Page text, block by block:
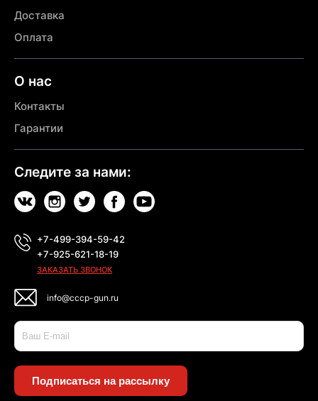
Доставка
Оплата
О нас
Контакты
Гарантии
Следите за нами:
+7-499-394-59-42
+7-925-621-18-19
ЗАКАЗАТЬ ЗВОНОК
info@cccp-gun.ru
Подписаться на рассылку